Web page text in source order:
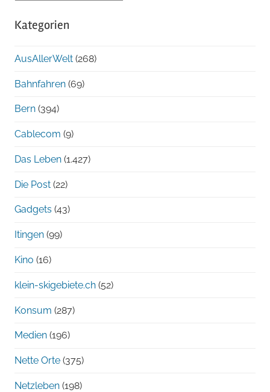
chronologisch
Kategorien
AusAllerWelt (268)
Bahnfahren (69)
Bern (394)
Cablecom (9)
Das Leben (1.427)
Die Post (22)
Gadgets (43)
Itingen (99)
Kino (16)
klein-skigebiete.ch (52)
Konsum (287)
Medien (196)
Nette Orte (375)
Netzleben (198)